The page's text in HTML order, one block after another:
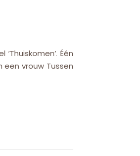
Één
vrouw Tussen